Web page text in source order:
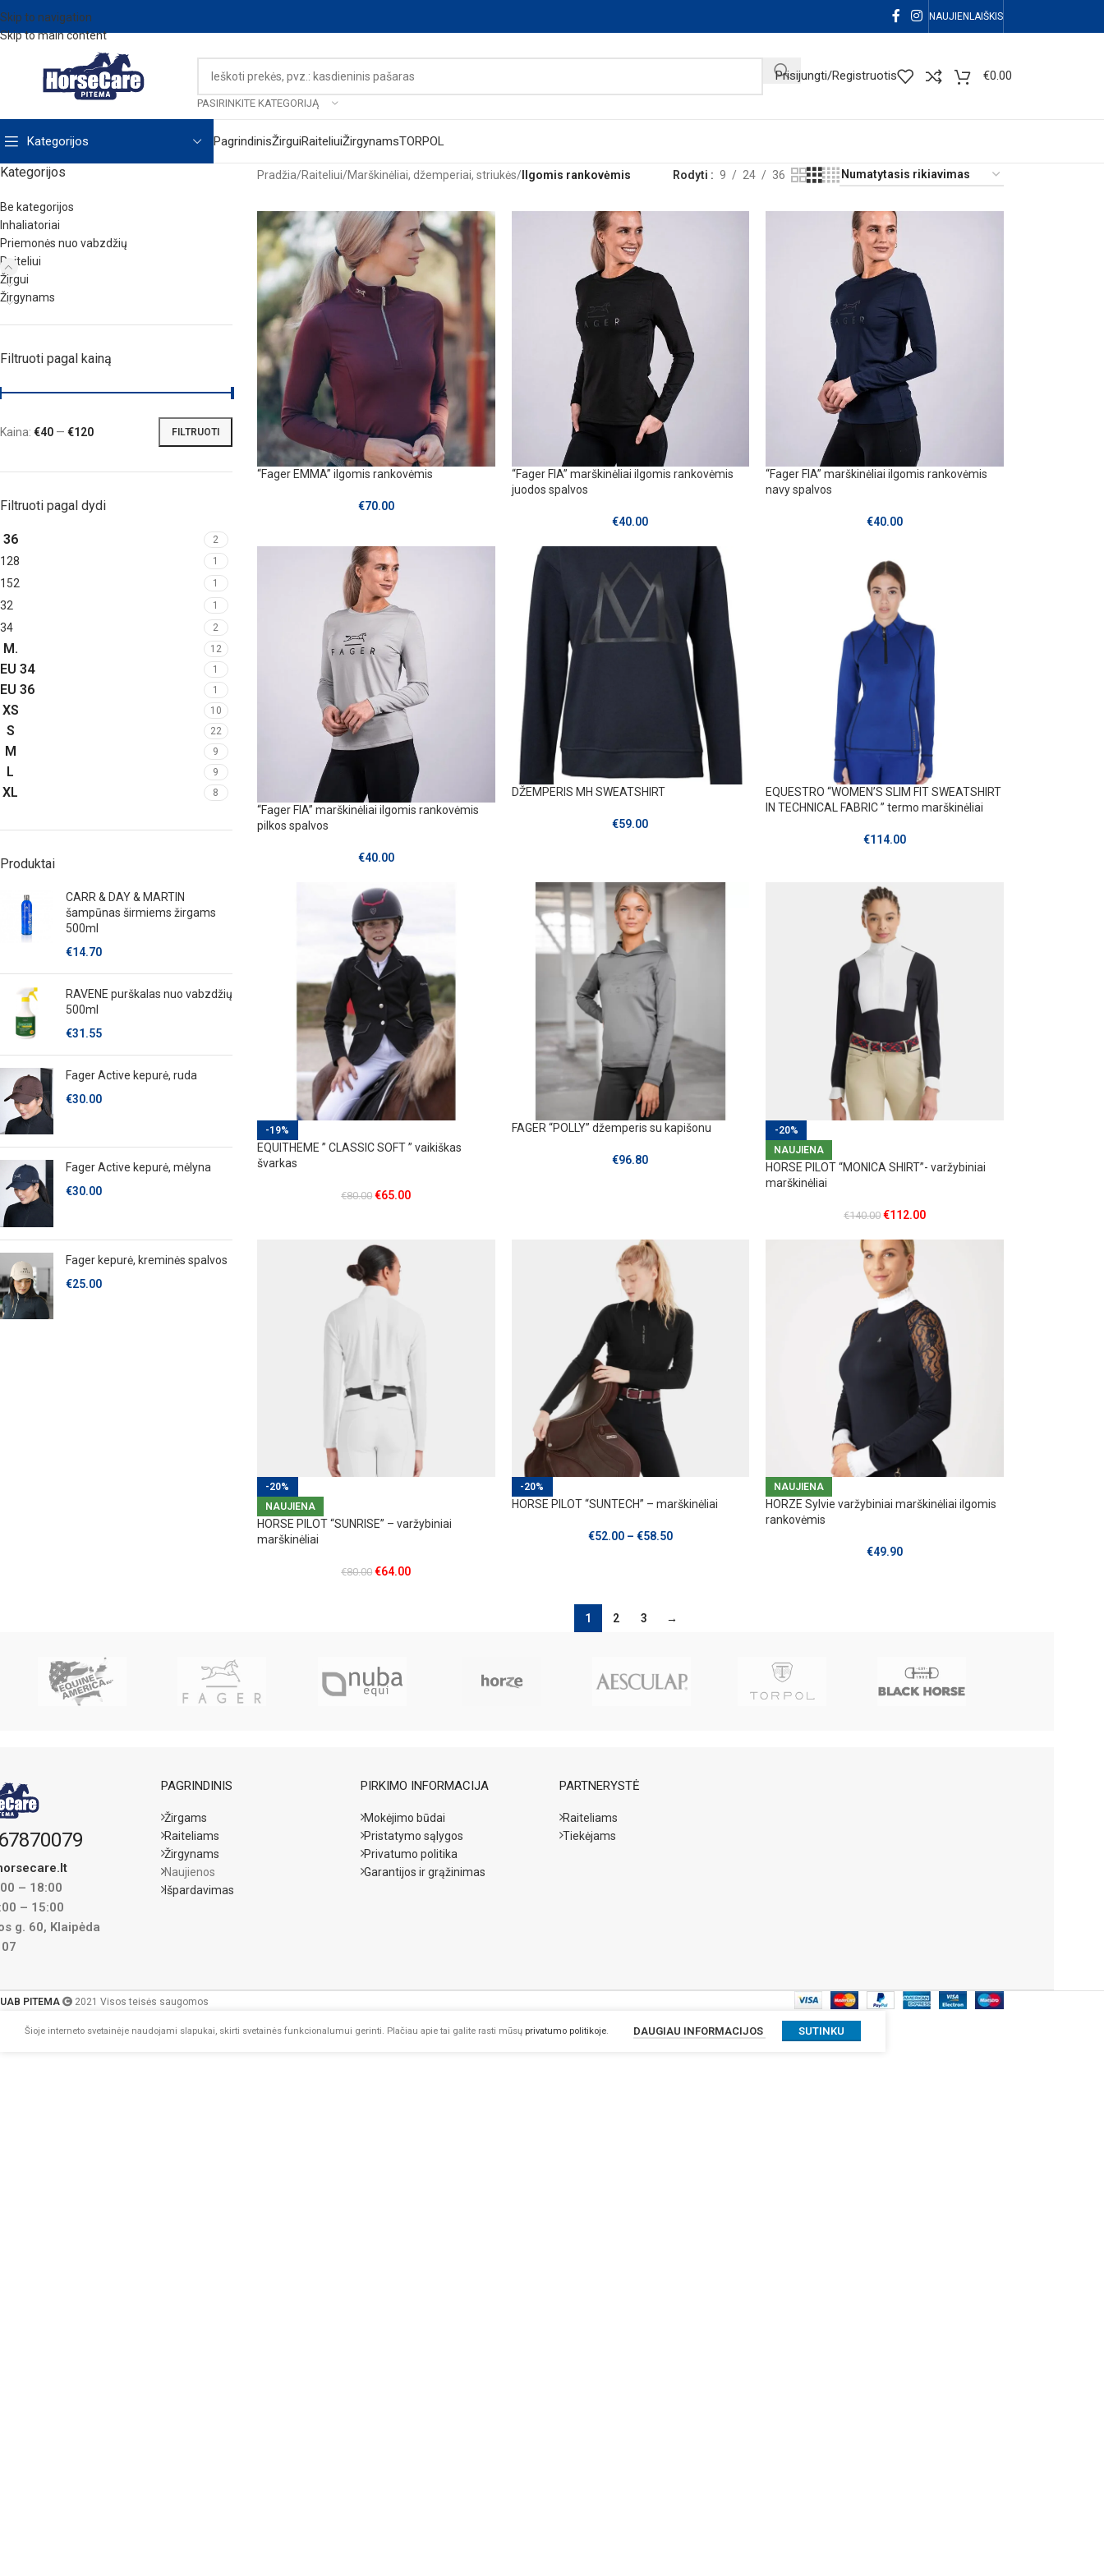
Skip to navigation
Skip to main content
NAUJIENLAIŠKIS
PASIRINKITE KATEGORIJĄ
Prisijungti/Registruotis €0.00
Kategorijos PagrindinisŽirguiRaiteliuiŽirgynamsTORPOL
Kategorijos
Be kategorijos
Inhaliatoriai
Priemonės nuo vabzdžių
Raiteliui
Žirgui
Žirgynams
Filtruoti pagal kainą
FILTRUOTI
Kaina: €40 — €120
Filtruoti pagal dydi
36 2
128 1
152 1
32 1
34 2
M. 12
EU 34 1
EU 36 1
XS 10
S 22
M 9
L 9
XL 8
Produktai
CARR & DAY & MARTIN
šampūnas širmiems žirgams
500ml
€14.70
RAVENE purškalas nuo vabzdžių
500ml
€31.55
Fager Active kepurė, ruda
€30.00
Fager Active kepurė, mėlyna
€30.00
Fager kepurė, kreminės spalvos
€25.00
Pradžia/Raiteliui/Marškinėliai, džemperiai, striukės/Ilgomis rankovėmis Rodyti 9 24 36
“Fager EMMA” ilgomis rankovėmis
€70.00
“Fager FIA” marškinėliai ilgomis rankovėmis
juodos spalvos
€40.00
“Fager FIA” marškinėliai ilgomis rankovėmis
navy spalvos
€40.00
“Fager FIA” marškinėliai ilgomis rankovėmis
pilkos spalvos
€40.00
DŽEMPERIS MH SWEATSHIRT
€59.00
EQUESTRO “WOMEN’S SLIM FIT SWEATSHIRT
IN TECHNICAL FABRIC ” termo marškinėliai
€114.00
-19%
EQUITHEME ” CLASSIC SOFT ” vaikiškas
švarkas
€80.00 €65.00
FAGER “POLLY” džemperis su kapišonu
€96.80
-20%
NAUJIENA
HORSE PILOT “MONICA SHIRT”- varžybiniai
marškinėliai
€140.00 €112.00
-20%
NAUJIENA
HORSE PILOT “SUNRISE” – varžybiniai
marškinėliai
€80.00 €64.00
-20%
HORSE PILOT “SUNTECH” – marškinėliai
€52.00 – €58.50
NAUJIENA
HORZE Sylvie varžybiniai marškinėliai ilgomis
rankovėmis
€49.90
1 2 3 →
– 18:00
– 15:00
g. 60, Klaipėda
PAGRINDINIS
Žirgams
Raiteliams
Žirgynams
Naujienos
Išpardavimas
PIRKIMO INFORMACIJA
Mokėjimo būdai
Pristatymo sąlygos
Privatumo politika
Garantijos ir grąžinimas
PARTNERYSTĖ
Raiteliams
Tiekėjams
UAB PITEMA 2021 Visos teisės saugomos
Šioje interneto svetainėje naudojami slapukai, skirti svetainės funkcionalumui gerinti. Plačiau apie tai galite rasti mūsų privatumo politikoje. DAUGIAU INFORMACIJOS SUTINKU